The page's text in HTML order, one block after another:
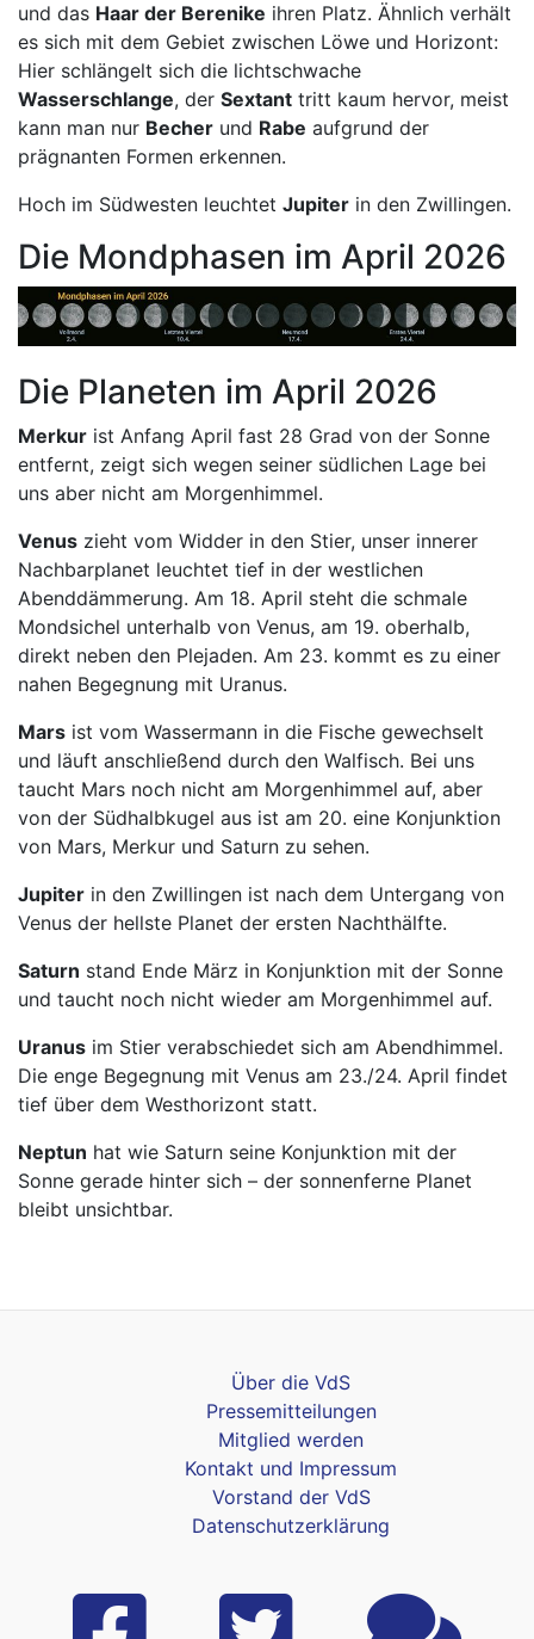
und das Haar der Berenike ihren Platz. Ähnlich verhält
es sich mit dem Gebiet zwischen Löwe und Horizont:
Hier schlängelt sich die lichtschwache
Wasserschlange, der Sextant tritt kaum hervor, meist
kann man nur Becher und Rabe aufgrund der
prägnanten Formen erkennen.
Hoch im Südwesten leuchtet Jupiter in den Zwillingen.
Die Mondphasen im April 2026
Die Planeten im April 2026
Merkur ist Anfang April fast 28 Grad von der Sonne
entfernt, zeigt sich wegen seiner südlichen Lage bei
uns aber nicht am Morgenhimmel.
Venus zieht vom Widder in den Stier, unser innerer
Nachbarplanet leuchtet tief in der westlichen
Abenddämmerung. Am 18. April steht die schmale
Mondsichel unterhalb von Venus, am 19. oberhalb,
direkt neben den Plejaden. Am 23. kommt es zu einer
nahen Begegnung mit Uranus.
Mars ist vom Wassermann in die Fische gewechselt
und läuft anschließend durch den Walfisch. Bei uns
taucht Mars noch nicht am Morgenhimmel auf, aber
von der Südhalbkugel aus ist am 20. eine Konjunktion
von Mars, Merkur und Saturn zu sehen.
Jupiter in den Zwillingen ist nach dem Untergang von
Venus der hellste Planet der ersten Nachthälfte.
Saturn stand Ende März in Konjunktion mit der Sonne
und taucht noch nicht wieder am Morgenhimmel auf.
Uranus im Stier verabschiedet sich am Abendhimmel.
Die enge Begegnung mit Venus am 23./24. April findet
tief über dem Westhorizont statt.
Neptun hat wie Saturn seine Konjunktion mit der
Sonne gerade hinter sich – der sonnenferne Planet
bleibt unsichtbar.
Über die VdS
Pressemitteilungen
Mitglied werden
Kontakt und Impressum
Vorstand der VdS
Datenschutzerklärung